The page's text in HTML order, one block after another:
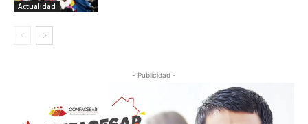
Actualidad
- Publicidad -